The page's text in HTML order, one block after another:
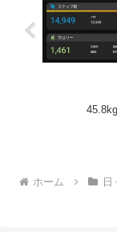
ホーム 日